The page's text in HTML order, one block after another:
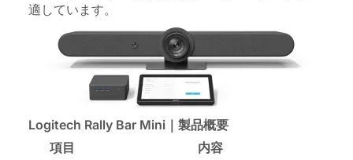
適しています。
Logitech Rally Bar Mini｜製品概要
項目
内容